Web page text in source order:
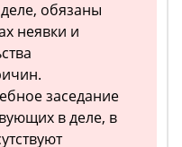
обязаны
неявки и
заседание
в деле, в